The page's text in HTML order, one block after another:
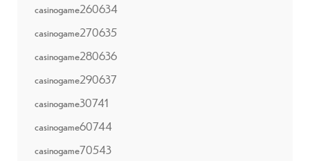
casinogame260634
casinogame270635
casinogame280636
casinogame290637
casinogame30741
casinogame60744
casinogame70543